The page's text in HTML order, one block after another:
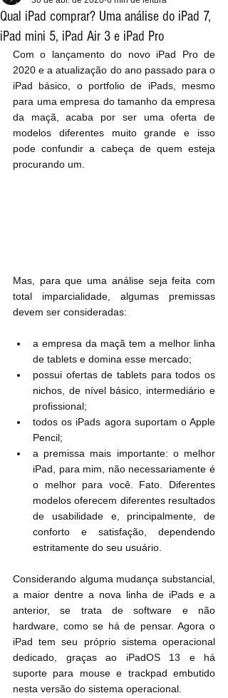
Qual iPad comprar? Uma análise do iPad 7,
iPad mini 5, iPad Air 3 e iPad Pro
Com o lançamento do novo iPad Pro de
2020 e a atualização do ano passado para o
iPad básico, o portfolio de iPads, mesmo
para uma empresa do tamanho da empresa
da maçã, acaba por ser uma oferta de
modelos diferentes muito grande e isso
pode confundir a cabeça de quem esteja
procurando um.
Mas, para que uma análise seja feita com
total imparcialidade, algumas premissas
devem ser consideradas:
a empresa da maçã tem a melhor linha
de tablets e domina esse mercado;
possui ofertas de tablets para todos os
nichos, de nível básico, intermediário e
profissional;
todos os iPads agora suportam o Apple
Pencil;
a premissa mais importante: o melhor
iPad, para mim, não necessariamente é
o melhor para você. Fato. Diferentes
modelos oferecem diferentes resultados
de usabilidade e, principalmente, de
conforto e satisfação, dependendo
estritamente do seu usuário.
Considerando alguma mudança substancial,
a maior dentre a nova linha de iPads e a
anterior, se trata de software e não
hardware, como se há de pensar. Agora o
iPad tem seu próprio sistema operacional
dedicado, graças ao iPadOS 13 e há
suporte para mouse e trackpad embutido
nesta versão do sistema operacional.